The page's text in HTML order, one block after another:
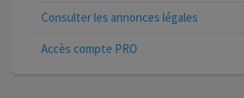
Consulter les annonces légales
Accès compte PRO